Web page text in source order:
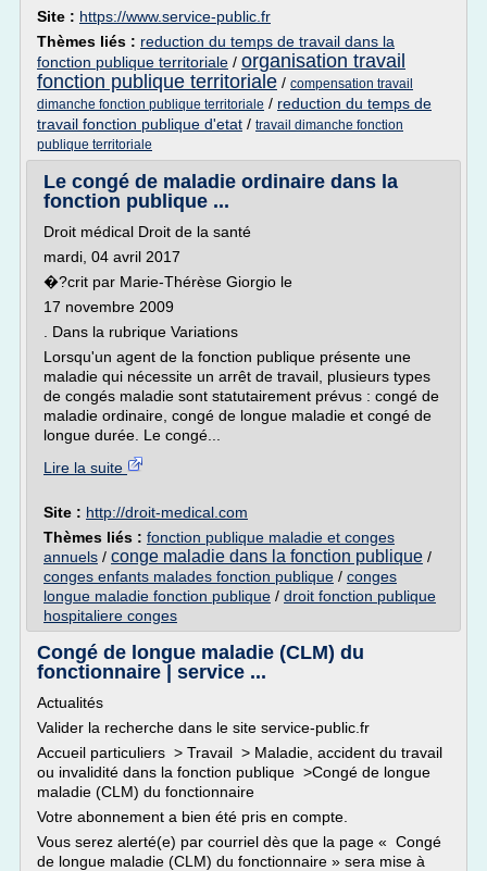
Site : https://www.service-public.fr
Thèmes liés : reduction du temps de travail dans la
fonction publique territoriale / organisation travail
fonction publique territoriale / compensation travail
dimanche fonction publique territoriale / reduction du temps de
travail fonction publique d'etat / travail dimanche fonction
publique territoriale
Le congé de maladie ordinaire dans la
fonction publique ...
Droit médical Droit de la santé
mardi, 04 avril 2017
�?crit par Marie-Thérèse Giorgio le
17 novembre 2009
. Dans la rubrique Variations
Lorsqu'un agent de la fonction publique présente une
maladie qui nécessite un arrêt de travail, plusieurs types
de congés maladie sont statutairement prévus : congé de
maladie ordinaire, congé de longue maladie et congé de
longue durée. Le congé...
Lire la suite
Site : http://droit-medical.com
Thèmes liés : fonction publique maladie et conges
annuels / conge maladie dans la fonction publique /
conges enfants malades fonction publique / conges
longue maladie fonction publique / droit fonction publique
hospitaliere conges
Congé de longue maladie (CLM) du
fonctionnaire | service ...
Actualités
Valider la recherche dans le site service-public.fr
Accueil particuliers > Travail > Maladie, accident du travail
ou invalidité dans la fonction publique >Congé de longue
maladie (CLM) du fonctionnaire
Votre abonnement a bien été pris en compte.
Vous serez alerté(e) par courriel dès que la page « Congé
de longue maladie (CLM) du fonctionnaire » sera mise à